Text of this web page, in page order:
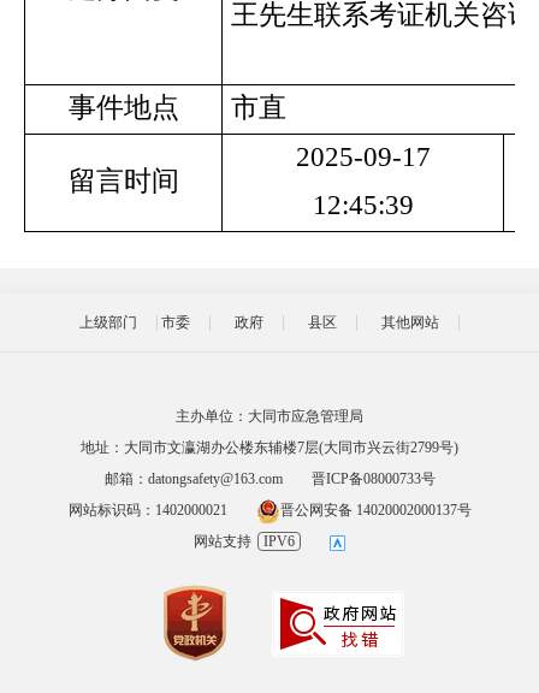
王先生联系考证机关咨
事件地点 市直
留言时间
2025-09-17
12:45:39
上级部门 市委 政府 县区 其他网站
主办单位：大同市应急管理局
地址：大同市文瀛湖办公楼东辅楼7层(大同市兴云街2799号)
邮箱：datongsafety@163.com
晋ICP备08000733号
网站标识码：1402000021
晋公网安备 14020002000137号
网站支持
IPV6